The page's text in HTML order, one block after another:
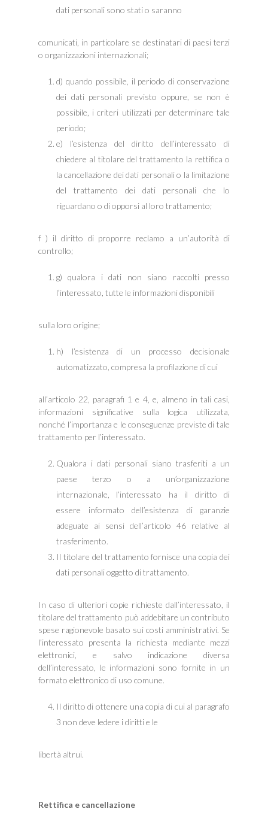
dati personali sono stati o saranno
comunicati, in particolare se destinatari di paesi terzi
o organizzazioni internazionali;
d) quando possibile, il periodo di conservazione
dei dati personali previsto oppure, se non è
possibile, i criteri utilizzati per determinare tale
periodo;
e) l’esistenza del diritto dell’interessato di
chiedere al titolare del trattamento la rettifica o
la cancellazione dei dati personali o la limitazione
del trattamento dei dati personali che lo
riguardano o di opporsi al loro trattamento;
f ) il diritto di proporre reclamo a un’autorità di
controllo;
g) qualora i dati non siano raccolti presso
l’interessato, tutte le informazioni disponibili
sulla loro origine;
h) l’esistenza di un processo decisionale
automatizzato, compresa la profilazione di cui
all’articolo 22, paragrafi 1 e 4, e, almeno in tali casi,
informazioni significative sulla logica utilizzata,
nonché l’importanza e le conseguenze previste di tale
trattamento per l’interessato.
Qualora i dati personali siano trasferiti a un
paese terzo o a un’organizzazione
internazionale, l’interessato ha il diritto di
essere informato dell’esistenza di garanzie
adeguate ai sensi dell’articolo 46 relative al
trasferimento.
Il titolare del trattamento fornisce una copia dei
dati personali oggetto di trattamento.
In caso di ulteriori copie richieste dall’interessato, il
titolare del trattamento può addebitare un contributo
spese ragionevole basato sui costi amministrativi. Se
l’interessato presenta la richiesta mediante mezzi
elettronici, e salvo indicazione diversa
dell’interessato, le informazioni sono fornite in un
formato elettronico di uso comune.
Il diritto di ottenere una copia di cui al paragrafo
3 non deve ledere i diritti e le
libertà altrui.
Rettifica e cancellazione